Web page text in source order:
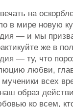
на
в мире новую
— и мы
же в
— ту, что
любви,
мученики всех
образ
ко всем,